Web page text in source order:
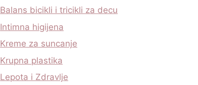
Balans bicikli i tricikli za decu
Intimna higijena
Kreme za suncanje
Krupna plastika
Lepota i Zdravlje